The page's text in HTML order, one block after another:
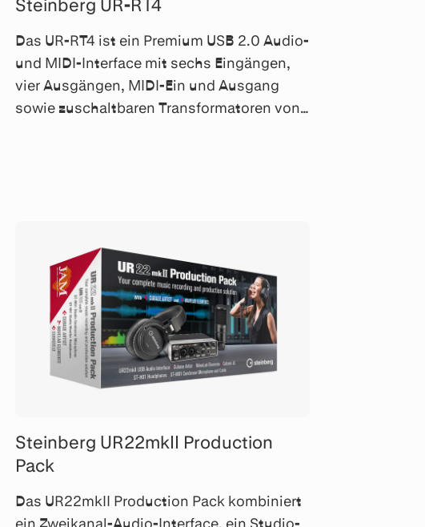
Das UR-RT4 ist ein Premium USB 2.0 Audio-
und MIDI-Interface mit sechs Eingängen,
vier Ausgängen, MIDI-Ein und Ausgang
sowie zuschaltbaren Transformatoren von
Steinberg UR22mkII Production
Pack
Das UR22mkII Production Pack kombiniert
ein Zweikanal-Audio-Interface, ein Studio-